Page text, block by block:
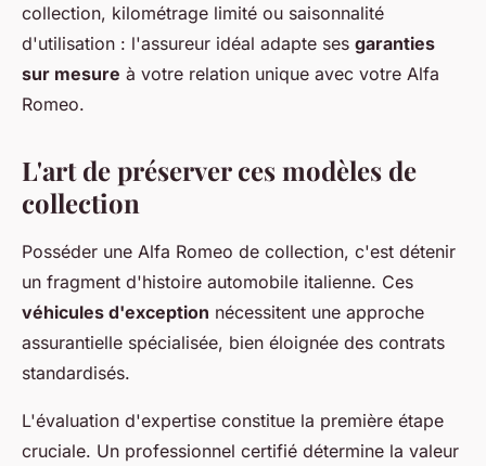
collection, kilométrage limité ou saisonnalité
d'utilisation : l'assureur idéal adapte ses garanties
sur mesure à votre relation unique avec votre Alfa
Romeo.
L'art de préserver ces modèles de
collection
Posséder une Alfa Romeo de collection, c'est détenir
un fragment d'histoire automobile italienne. Ces
véhicules d'exception nécessitent une approche
assurantielle spécialisée, bien éloignée des contrats
standardisés.
L'évaluation d'expertise constitue la première étape
cruciale. Un professionnel certifié détermine la valeur